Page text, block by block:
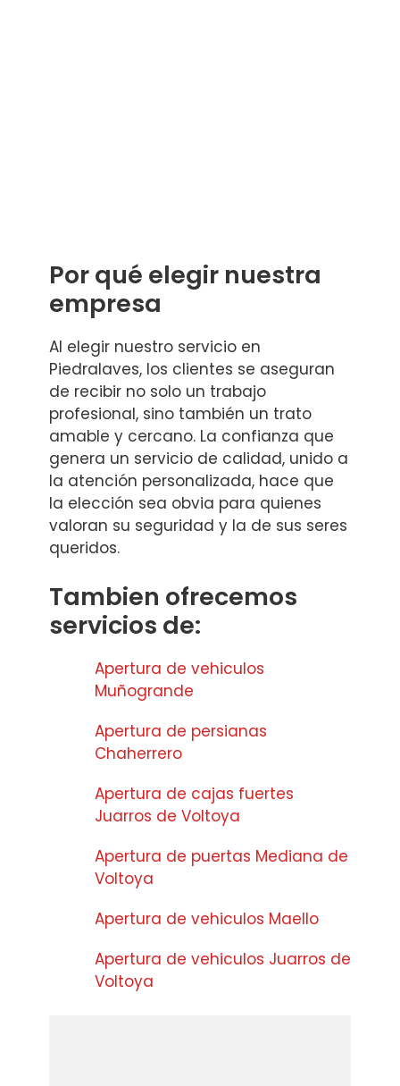
Por qué elegir nuestra
empresa
Al elegir nuestro servicio en
Piedralaves, los clientes se aseguran
de recibir no solo un trabajo
profesional, sino también un trato
amable y cercano. La confianza que
genera un servicio de calidad, unido a
la atención personalizada, hace que
la elección sea obvia para quienes
valoran su seguridad y la de sus seres
queridos.
Tambien ofrecemos
servicios de:
Apertura de vehiculos
Muñogrande
Apertura de persianas
Chaherrero
Apertura de cajas fuertes
Juarros de Voltoya
Apertura de puertas Mediana de
Voltoya
Apertura de vehiculos Maello
Apertura de vehiculos Juarros de
Voltoya